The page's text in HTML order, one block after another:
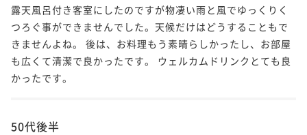
露天風呂付き客室にしたのですが物凄い雨と風でゆっくりく
つろぐ事ができませんでした。天候だけはどうすることもで
きませんよね。 後は、お料理もう素晴らしかったし、お部屋
も広くて清潔で良かったです。 ウェルカムドリンクとても良
かったです。
50代後半